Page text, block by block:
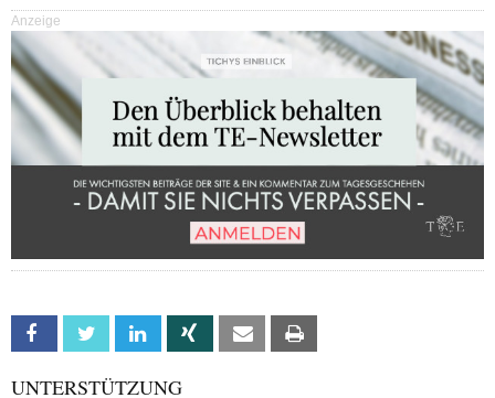
Anzeige
Facebook Twitter Linkedin Xing Email
UNTERSTÜTZUNG